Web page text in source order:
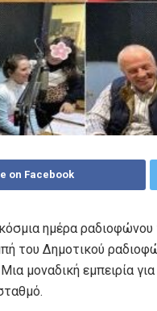
on Facebook
ημέρα
του Δημοτικού
μοναδική εμπειρία